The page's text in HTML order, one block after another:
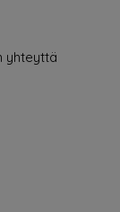
yhteyttä